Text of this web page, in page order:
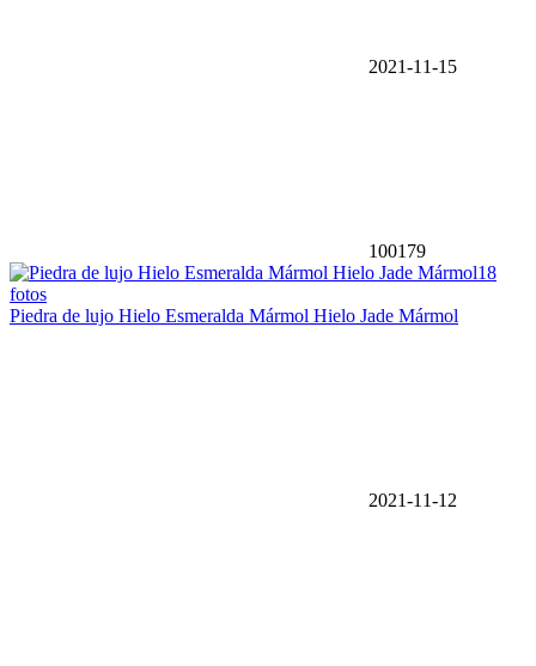
2021-11-15
100179
18
fotos
Piedra de lujo Hielo Esmeralda Mármol Hielo Jade Mármol
2021-11-12